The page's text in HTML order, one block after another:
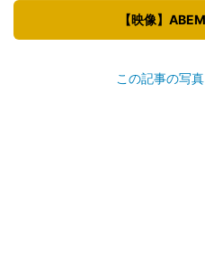
【映像】
この記事の写